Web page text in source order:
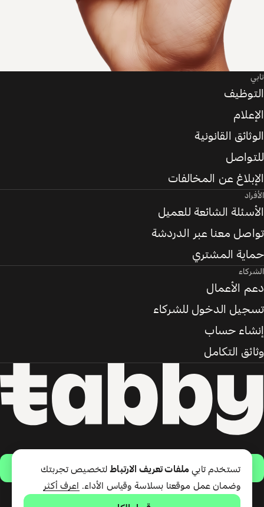
حمّل التطبيق
تابي
التوظيف
الإعلام
الوثائق القانونية
للتواصل
الإبلاغ عن المخالفات
الأفراد
الأسئلة الشائعة للعميل
تواصل معنا عبر الدردشة
حماية المشتري
الشركاء
دعم الأعمال
تسجيل الدخول للشركاء
إنشاء حساب
وثائق التكامل
تستخدم تابي ملفات تعريف الارتباطلتخصيص تجربتك
وضمان عمل موقعنا بسلاسة وقياس الأداء.
اعرف أكثر